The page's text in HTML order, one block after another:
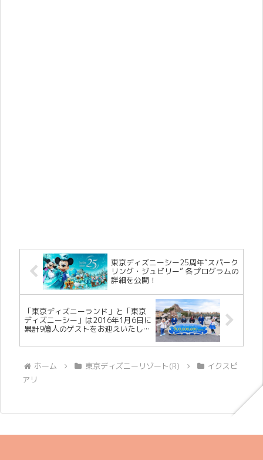
東京ディズニーシー25周年“スパーク
リング・ジュビリー” 各プログラムの
詳細を公開！
「東京ディズニーランド」と「東京
ディズニーシー」は2016年1月6日に
累計9億人のゲストをお迎えいたしま
ホーム 東京ディズニーリゾート(R)
イクスピ
アリ